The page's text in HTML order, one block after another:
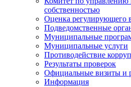
собственностью
Оценка регулирующего
Подведомственные
Муниципальные
Муниципальные услуги
Противодействие
Результаты проверок
Официальные визиты и
Информация